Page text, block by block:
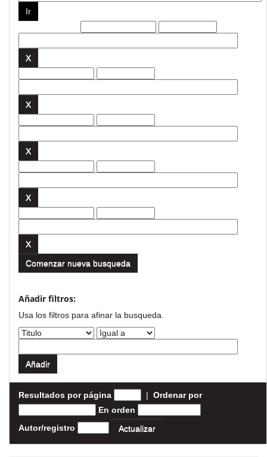
Comenzar nueva busqueda
Añadir filtros:
Usa los filtros para afinar la busqueda.
Resultados por página | Ordenar por
En orden
Autor/registro